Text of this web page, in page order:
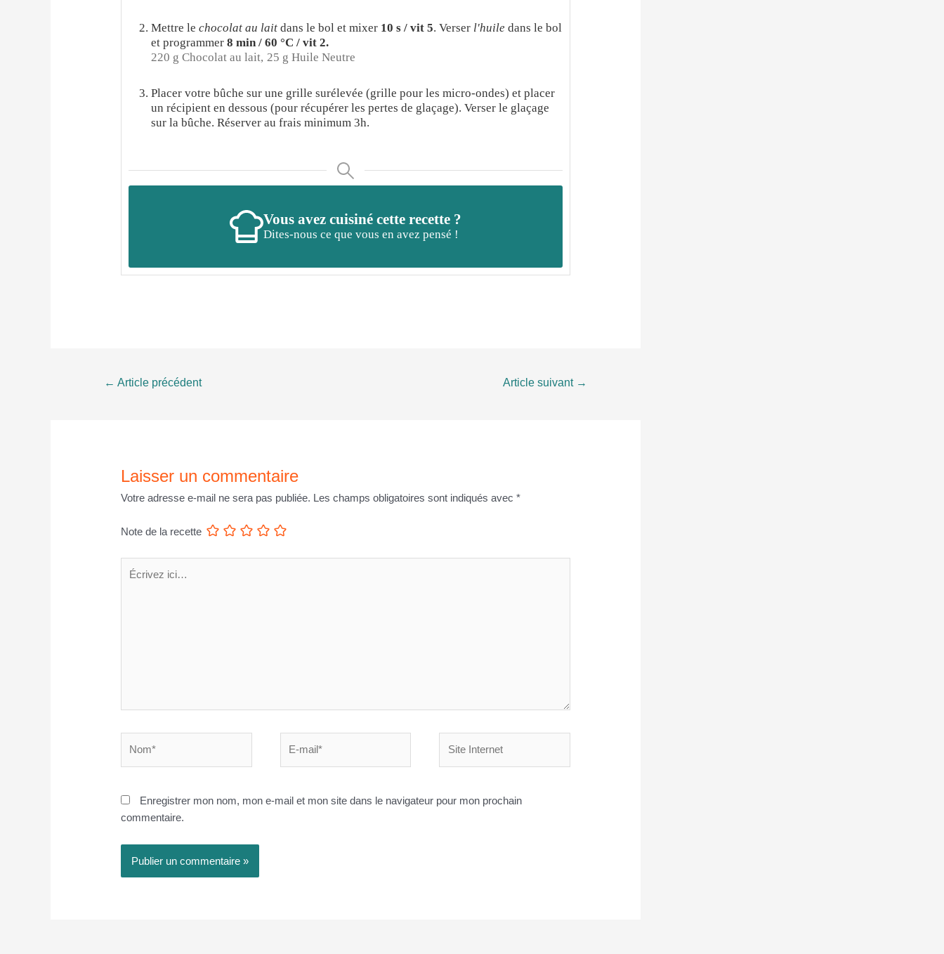
Mettre lechocolat au lait dans le bol et mixer 10 s / vit 5. Verser l'huile dans le bol
et programmer8 min / 60 °C / vit 2.
220 g Chocolat au lait, 25 g Huile Neutre
Placer votre bûche sur une grille surélevée (grille pour les micro-ondes) et placer
un récipient en dessous (pour récupérer les pertes de glaçage). Verser le glaçage
sur la bûche. Réserver au frais minimum 3h.
Vous avez cuisiné cette recette ?
Dites-nous ce que vous en avez pensé !
Navigation
← Article précédent Article suivant →
Laisser un commentaire
Votre adresse e-mail ne sera pas publiée. Les champs obligatoires sont indiqués avec*
Note de la recette
ici…
mail*
Internet
Enregistrer mon nom, mon e-mail et mon site dans le navigateur pour mon prochain
commentaire.